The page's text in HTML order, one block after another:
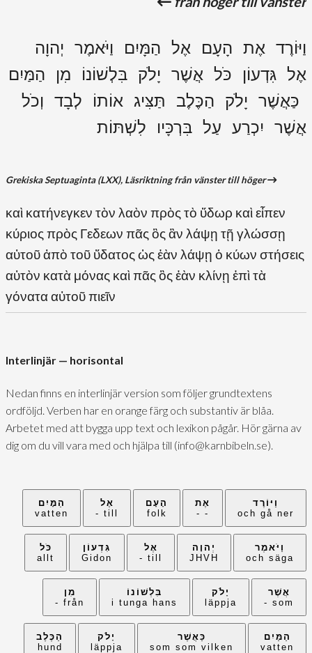
וַיּוֹרֶד אֶת הָעָם אֶל הַמָּיִם וַיֹּאמֶר יְהוָה
אֶל גִּדְעוֹן כֹּל אֲשֶׁר יָלֹק בִּלְשׁוֹנוֹ מִן הַמַּיִם
כַּאֲשֶׁר יָלֹק הַכֶּלֶב תַּצִּיג אוֹתוֹ לְבָד וְכֹל
אֲשֶׁר יִכְרַע עַל בִּרְכָּיו לִשְׁתּוֹת
Grekiska Septuaginta (LXX), Läsriktning från vänster till höger
καὶ κατήνεγκεν τὸν λαὸν πρὸς τὸ ὕδωρ καὶ εἶπεν
κύριος πρὸς Γεδεων πᾶς ὃς ἂν λάψῃ τῇ γλώσσῃ
αὐτοῦ ἀπὸ τοῦ ὕδατος ὡς ἐὰν λάψῃ ὁ κύων στήσεις
αὐτὸν κατὰ μόνας καὶ πᾶς ὃς ἐὰν κλίνῃ ἐπὶ τὰ
γόνατα αὐτοῦ πιεῖν
Interlinjär — horisontal
Nedan finns en interlinjär version som följer grundtextens
ordföljd. Verben har en orange färg och substantiv är blåa.
Arbetet med att bygga upp text och lexikon pågår. Hör gärna av
dig om du vill vara med och hjälpa till (info@karnbibeln.se).
וַיּוֹרֶד
och gå ner
אֶת
- -
הָעָם
folk
אֶל
till -
הַמָּיִם
vatten
וַיֹּאמֶר
och säga
יְהוָה
JHVH
אֶל
till -
גִּדְעוֹן
Gidon
כֹּל
allt
אֲשֶׁר
som -
יָלֹק
läppja
בִּלְשׁוֹנוֹ
i tunga hans
מִן
från -
הַמַּיִם
vatten
כַּאֲשֶׁר
som som vilken
יָלֹק
läppja
הַכֶּלֶב
hund